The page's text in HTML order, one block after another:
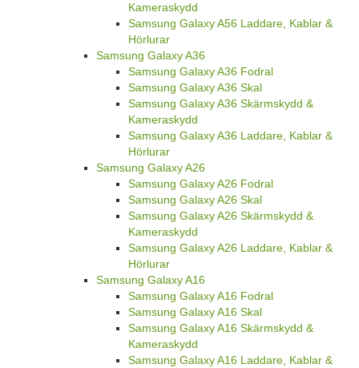
Kameraskydd
Samsung Galaxy A56 Laddare, Kablar &
Hörlurar
Samsung Galaxy A36
Samsung Galaxy A36 Fodral
Samsung Galaxy A36 Skal
Samsung Galaxy A36 Skärmskydd &
Kameraskydd
Samsung Galaxy A36 Laddare, Kablar &
Hörlurar
Samsung Galaxy A26
Samsung Galaxy A26 Fodral
Samsung Galaxy A26 Skal
Samsung Galaxy A26 Skärmskydd &
Kameraskydd
Samsung Galaxy A26 Laddare, Kablar &
Hörlurar
Samsung Galaxy A16
Samsung Galaxy A16 Fodral
Samsung Galaxy A16 Skal
Samsung Galaxy A16 Skärmskydd &
Kameraskydd
Samsung Galaxy A16 Laddare, Kablar &